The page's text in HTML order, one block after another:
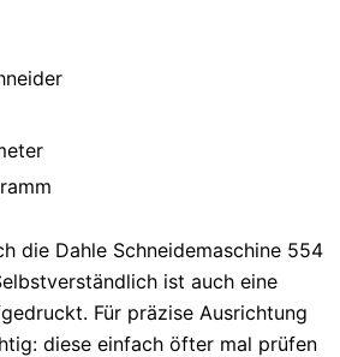
die Dahle Schneidemaschine 554
ist auch eine
Für präzise Ausrichtung
diese einfach öfter mal prüfen